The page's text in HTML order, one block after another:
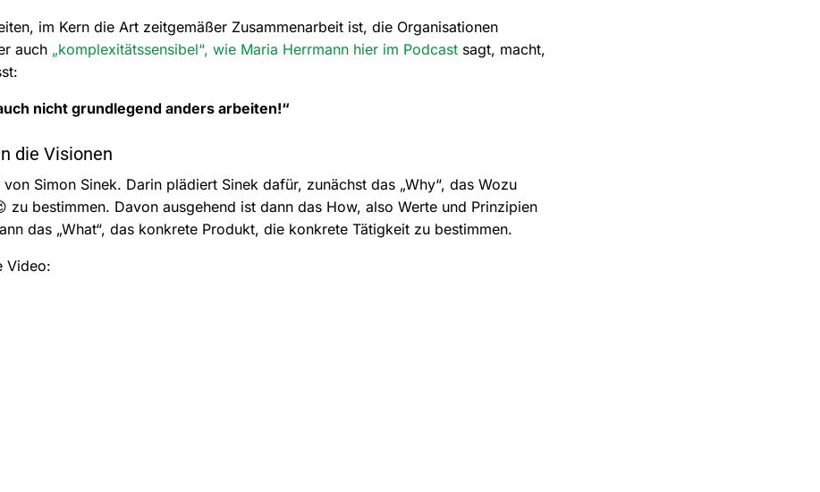
im Kern die Art zeitgemäßer Zusammenarbeit ist, die Organisationen
auch „komplexitätssensibel“, wie Maria Herrmann hier im Podcast sagt, macht,
nicht grundlegend anders arbeiten!“
die Visionen
Simon Sinek. Darin plädiert Sinek dafür, zunächst das „Why“, das Wozu
zu bestimmen. Davon ausgehend ist dann das How, also Werte und Prinzipien
das „What“, das konkrete Produkt, die konkrete Tätigkeit zu bestimmen.
Video: